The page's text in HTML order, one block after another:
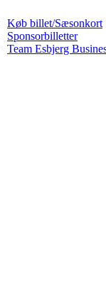
Køb billet/Sæsonkort
Sponsorbilletter
Team Esbjerg